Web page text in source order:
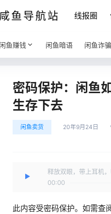
咸鱼导航站 线报圈
闲鱼赚钱 闲鱼暗语 闲鱼诈骗
密码保护：闲鱼
生存下去
闲鱼卖货 20年9月24日
释放双眼，带上耳机，
00:00
此内容受密码保护。如需查